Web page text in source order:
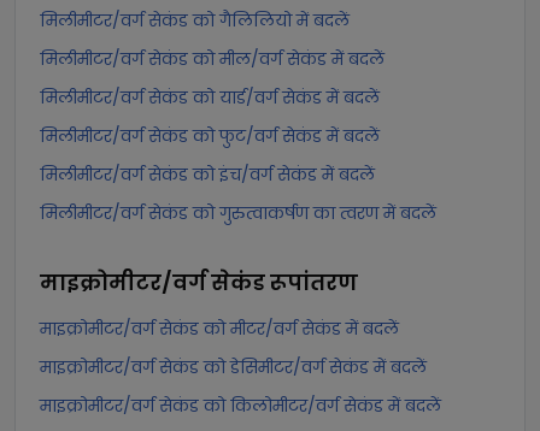
मिलीमीटर/वर्ग सेकंड को गैलिलियो में बदलें
मिलीमीटर/वर्ग सेकंड को मील/वर्ग सेकंड में बदलें
मिलीमीटर/वर्ग सेकंड को यार्ड/वर्ग सेकंड में बदलें
मिलीमीटर/वर्ग सेकंड को फुट/वर्ग सेकंड में बदलें
मिलीमीटर/वर्ग सेकंड को इंच/वर्ग सेकंड में बदलें
मिलीमीटर/वर्ग सेकंड को गुरुत्वाकर्षण का त्वरण में बदलें
माइक्रोमीटर/वर्ग सेकंडरूपांतरण
माइक्रोमीटर/वर्ग सेकंड को मीटर/वर्ग सेकंड में बदलें
माइक्रोमीटर/वर्ग सेकंड को डेसिमीटर/वर्ग सेकंड में बदलें
माइक्रोमीटर/वर्ग सेकंड को किलोमीटर/वर्ग सेकंड में बदलें